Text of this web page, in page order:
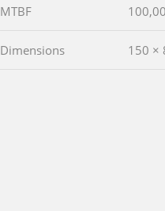
MTBF
Dimensions 150 ×